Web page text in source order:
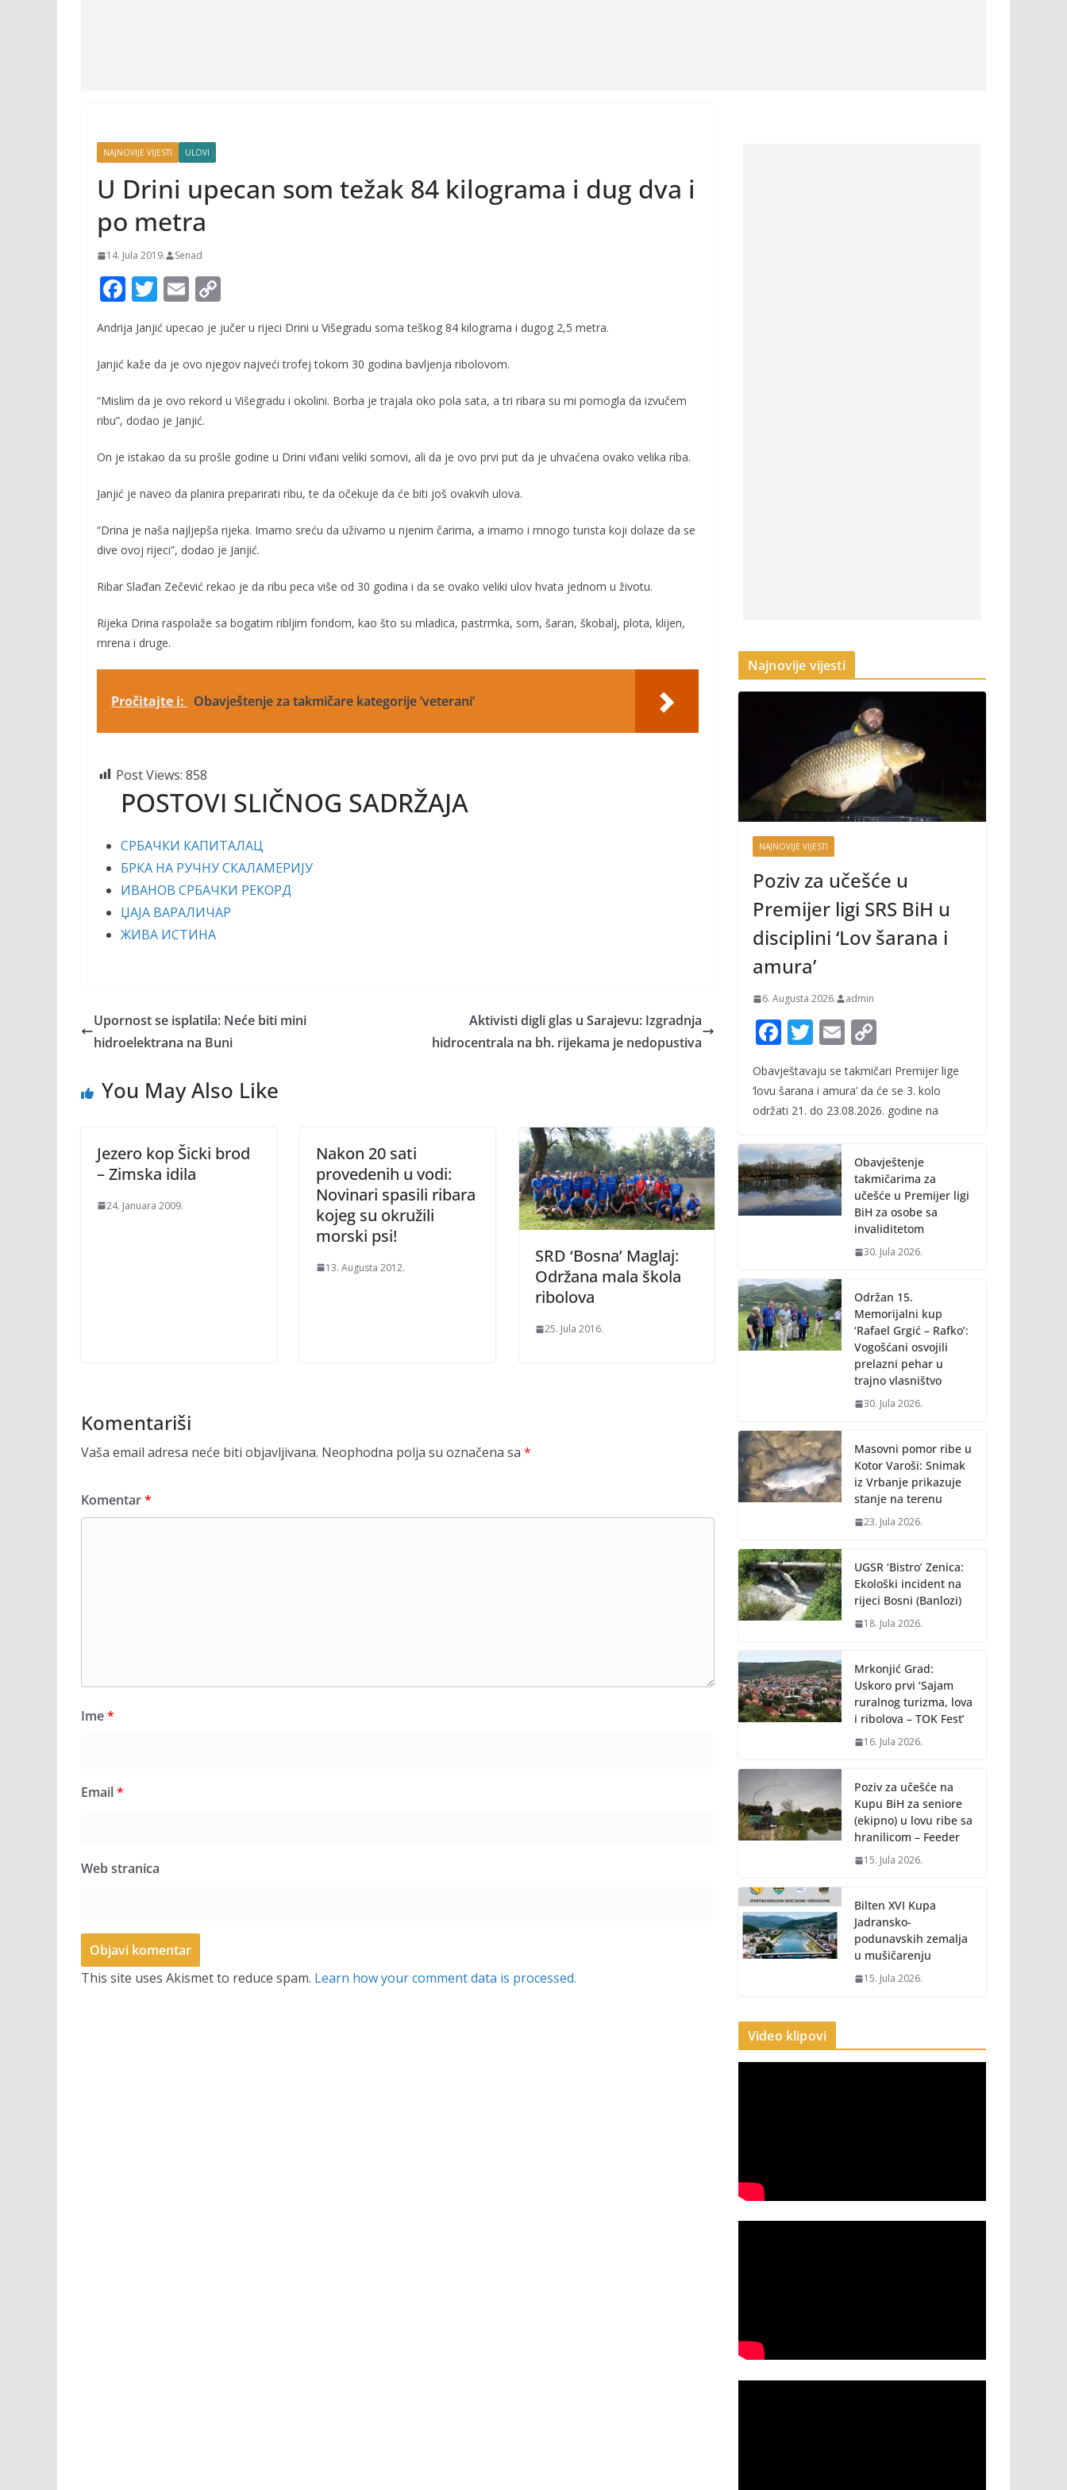
NAJNOVIJE VIJESTI ULOVI
U Drini upecan som težak 84 kilograma i dug dva i
po metra
14. Jula 2019. Senad
F
e
b
o
o
T
w
itt
er
E
ai
l
o
p
y
Li
n
Andrija Janjić upecao je jučer u rijeci Drini u Višegradu soma teškog 84 kilograma i dugog 2,5 metra.
Janjić kaže da je ovo njegov najveći trofej tokom 30 godina bavljenja ribolovom.
“Mislim da je ovo rekord u Višegradu i okolini. Borba je trajala oko pola sata, a tri ribara su mi pomogla da izvučem
ribu”, dodao je Janjić.
On je istakao da su prošle godine u Drini viđani veliki somovi, ali da je ovo prvi put da je uhvaćena ovako velika riba.
Janjić je naveo da planira preparirati ribu, te da očekuje da će biti još ovakvih ulova.
“Drina je naša najljepša rijeka. Imamo sreću da uživamo u njenim čarima, a imamo i mnogo turista koji dolaze da se
dive ovoj rijeci”, dodao je Janjić.
Ribar Slađan Zečević rekao je da ribu peca više od 30 godina i da se ovako veliki ulov hvata jednom u životu.
Rijeka Drina raspolaže sa bogatim ribljim fondom, kao što su mladica, pastrmka, som, šaran, škobalj, plota, klijen,
mrena i druge.
Pročitajte i: Obavještenje za takmičare kategorije ‘veterani’
Post Views: 858
POSTOVI SLIČNOG SADRŽAJA
СРБАЧКИ КАПИТАЛАЦ
БРКА НА РУЧНУ СКАЛАМЕРИЈУ
ИВАНОВ СРБАЧКИ РЕКОРД
ЏАЈА ВАРАЛИЧАР
ЖИВА ИСТИНА
Upornost se isplatila: Neće biti mini
hidroelektrana na Buni
Aktivisti digli glas u Sarajevu: Izgradnja
hidrocentrala na bh. rijekama je nedopustiva
You May Also Like
Jezero kop Šicki brod
– Zimska idila
24. Januara 2009.
Nakon 20 sati
provedenih u vodi:
Novinari spasili ribara
kojeg su okružili
morski psi!
13. Augusta 2012.
SRD ‘Bosna’ Maglaj:
Održana mala škola
ribolova
25. Jula 2016.
Komentariši
Vaša email adresa neće biti objavljivana. Neophodna polja su označena sa *
Komentar*
Ime*
Email*
Web stranica
This site uses Akismet to reduce spam. Learn how your comment data is processed.
Najnovije vijesti
NAJNOVIJE VIJESTI
Poziv za učešće u
Premijer ligi SRS BiH u
disciplini ‘Lov šarana i
amura’
6. Augusta 2026. admin
F
ac
e
b
o
k
T
itt
er
E
m
ai
l
o
p
y
n
k
Obavještavaju se takmičari Premijer lige
‘lovu šarana i amura’ da će se 3. kolo
održati 21. do 23.08.2026. godine na
Obavještenje
takmičarima za
učešće u Premijer ligi
BiH za osobe sa
invaliditetom
30. Jula 2026.
Održan 15.
Memorijalni kup
‘Rafael Grgić – Rafko’:
Vogošćani osvojili
prelazni pehar u
trajno vlasništvo
30. Jula 2026.
Masovni pomor ribe u
Kotor Varoši: Snimak
iz Vrbanje prikazuje
stanje na terenu
23. Jula 2026.
UGSR ‘Bistro’ Zenica:
Ekološki incident na
rijeci Bosni (Banlozi)
18. Jula 2026.
Mrkonjić Grad:
Uskoro prvi ‘Sajam
ruralnog turizma, lova
i ribolova – TOK Fest’
16. Jula 2026.
Poziv za učešće na
Kupu BiH za seniore
(ekipno) u lovu ribe sa
hranilicom – Feeder
15. Jula 2026.
Bilten XVI Kupa
Jadransko-
podunavskih zemalja
u mušičarenju
15. Jula 2026.
Video klipovi